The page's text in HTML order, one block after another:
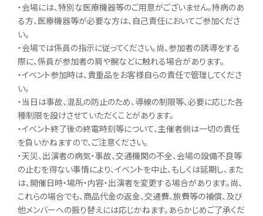
・会場には、特別な医療機器等のご用意がございません。持病のあ
る方、医療機器等が必要な方は、自己責任においてご参加くださ
い。
・会場では係員の指示に従ってください。尚、参加者の誘導をする
際に、係員が参加者の肩や腕などに触れる場合があります。
・イベント参加時は、貴重品をお客様自らの責任で管理してくださ
い。
・当日は事故、混乱の防止のため、導線の制限等、必要に応じた各
種制限を設けさせていただくことがあります。
・イベント終了後の終電時刻等について、主催者側は一切の責任
を負いかねますので、ご注意ください。
・天災、出演者の病気・事故、交通機関の不全、会場の設備不良等
の止むを得ない事情により、イベントを中止、もしくは延期し、また
は、開催日時・場所・内容・出演者を変更する場合があります。尚、
これらの場合でも、商品代金の返金、交通費、旅費等の補償、及び
他メンバーへの振り替えには応じかねます。あらかじめご了承くだ